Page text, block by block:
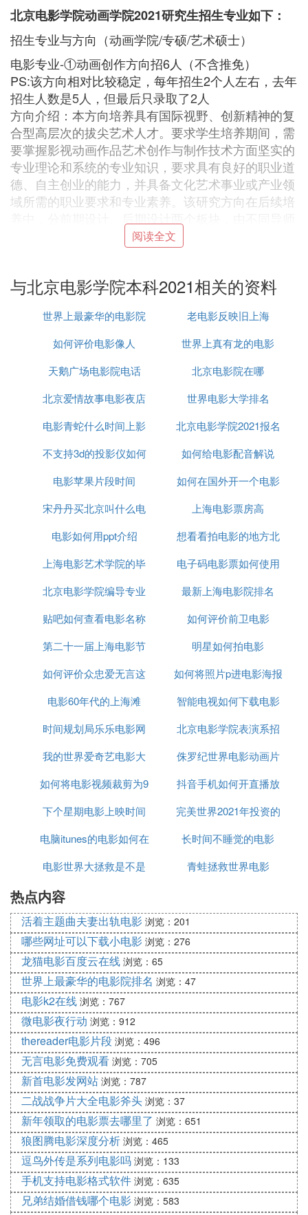
北京电影学院动画学院2021研究生招生专业如下：
招生专业与方向（动画学院/专硕/艺术硕士）
电影专业-①动画创作方向招6人（不含推免）
PS:该方向相对比较稳定，每年招生2个人左右，去年
招生人数是5人，但最后只录取了2人
方向介绍：本方向培养具有国际视野、创新精神的复
合型高层次的拔尖艺术人才。要求学生培养期间，需
要掌握影视动画作品艺术创作与制作技术方面坚实的
专业理论和系统的专业知识，要求具有良好的职业道
德、自主创业的能力，并具备文化艺术事业或产业领
域所需的职业要求和专业素养。该研究方向在后续培
①漫画创作方向招1人（不含推免）new
PS:该方向是今年的新方向，无以往真题参考，招收
人数较少
（方向介绍：本方向主要培养掌握坚实的漫画创作规
律，了解当代漫画创作的进展与动向，具有良好的艺
术修养，具备熟练的漫画创作技巧、较高的艺术鉴赏
学的高层次专门人才。该研究方向要求学生进一步强
化专业基础理论，掌握漫画语言与表现技巧，掌握创
程中进一步养成创作思维，为从事漫画创作做好全面
准备。）
PS:该方向近三年比较稳定都有，都有招生，每年人
数在3个左右
（方向介绍：培养以对动漫艺术形式及其市场化运作
策划的高级复合型人才为核心定位。包括系统掌握影
视理论、创意与策划理论，动漫脚本的策划及写作
等；全方位地了解国内外影视、动漫文化发展趋势、
从市场开发的角度策划和运作商业动漫项目等。）
戏设计、动画美术设计等方向，今年都没有招生，所
以这里不再赘述，每年具体细分方向都会有变化，往
（21级院校信息仅供参考，注意时效性）
糖心柯德动漫
3. 北京电影学院2021分数线是多少
北京电影学院录取分数线参照2022年：普通类录取分
数线是547分；艺术类专业录取分数线是566分。 年6
知，该校2021年的录取分数线是608分，2022年的录
取分数线是590分。
据2022年9月官网显示，学校有2个校区（蓟门桥校
区、怀柔校区），共计占地面积772亩。学校设有16
个院系及研究生院、人文学部和思政部；拥有3个一
级学科博士学位授权点、3个一级学科硕士学位授权
点、2个硕士专业学位授权类别；截至2022年6月，
设有19个本科专业；截至2021年9月，学校有在校生
4139人，其中本科生2332人，拥有在编教职工599人
（其中专任教师373人），外返聘教师103人。
4. 北京电影学院录取分数线2021
2021北京电影学院录取分数线：北京最低分607分、
黑龙江省最低分554分、浙江省最低分634分、湖南
省最低分589分。
北京电影学院是一所有着电影历史传承和深厚电影文
化积淀的高等艺术院校，学校的前身是1950年创建的
表演艺术研究所，1951年迁址并改名为中央文化部电
影局电影学校，1953年更名为北京电影学校，1956
年改为四年本科建制的北京电影学院。建校70余年
阅读全文
与北京电影学院本科2021相关的资料
世界上最豪华的电影院
排名
老电影反映旧上海
如何评价电影像人
世界上真有龙的电影
天鹅广场电影院电话
北京电影院在哪
北京爱情故事电影夜店
吻戏
世界电影大学排名
电影青蛇什么时间上影
余俪拍
北京电影学院2021报名
时间
不支持3d的投影仪如何
看3d电影
如何给电影配音解说
电影苹果片段时间
如何在国外开一个电影
院
宋丹丹买北京叫什么电
影
上海电影票房高
电影如何用ppt介绍
想看看拍电影的地方北
京
上海电影艺术学院的毕
业生
电子码电影票如何使用
北京电影学院编导专业
分数线
最新上海电影院排名
贴吧如何查看电影名称
如何评价前卫电影
第二十一届上海电影节
红毯
明星如何拍电影
如何评价众忠爱无言这
部电影
如何将照片p进电影海报
电影60年代的上海滩
智能电视如何下载电影
本机
时间规划局乐乐电影网
北京电影学院表演系招
生人数2019
我的世界爱奇艺电影大
全
侏罗纪世界电影动画片
如何将电影视频裁剪为9
比16
抖音手机如何开直播放
电影
下个星期电影上映时间
完美世界2021年投资的
电影
电脑itunes的电影如何在
手机查看
长时间不睡觉的电影
电影世界大拯救是不是
青蛙拯救世界电影
热点内容
活着主题曲夫妻出轨电影 浏览：201
哪些网址可以下载小电影 浏览：276
龙猫电影百度云在线 浏览：65
世界上最豪华的电影院排名 浏览：47
电影k2在线 浏览：767
微电影夜行动 浏览：912
thereader电影片段 浏览：496
无言电影免费观看 浏览：705
新首电影发网站 浏览：787
二战战争片大全电影斧头 浏览：37
新年领取的电影票去哪里了 浏览：651
狼图腾电影深度分析 浏览：465
逗鸟外传是系列电影吗 浏览：133
手机支持电影格式软件 浏览：635
兄弟结婚借钱哪个电影 浏览：583